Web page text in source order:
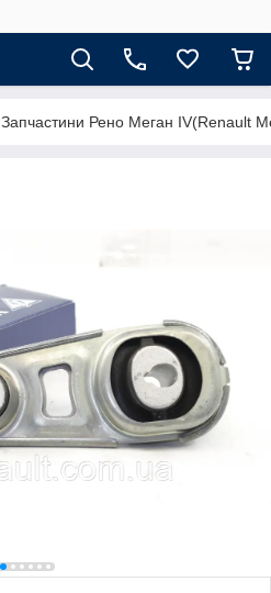
Запчастини Рено Меган IV(Renault